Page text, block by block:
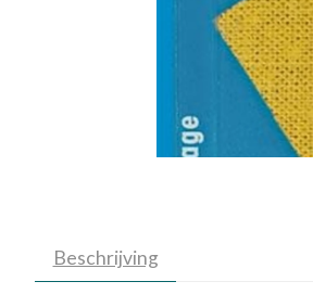
Beschrijving